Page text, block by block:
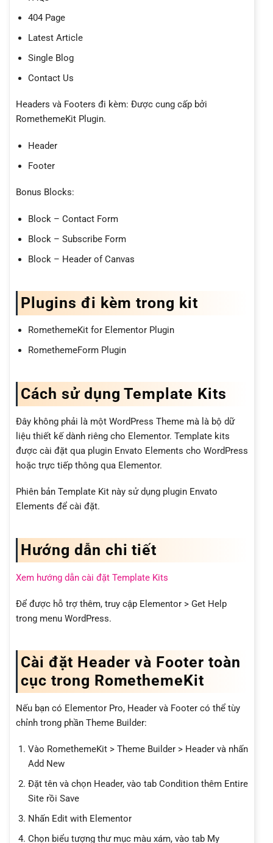
404 Page
Latest Article
Single Blog
Contact Us
Headers và Footers đi kèm: Được cung cấp bởi
RomethemeKit Plugin.
Header
Footer
Bonus Blocks:
Block – Contact Form
Block – Subscribe Form
Block – Header of Canvas
Plugins đi kèm trong kit
RomethemeKit for Elementor Plugin
RomethemeForm Plugin
Cách sử dụng Template Kits
Đây không phải là một WordPress Theme mà là bộ dữ
liệu thiết kế dành riêng cho Elementor. Template kits
được cài đặt qua plugin Envato Elements cho WordPress
hoặc trực tiếp thông qua Elementor.
Phiên bản Template Kit này sử dụng plugin Envato
Elements để cài đặt.
Hướng dẫn chi tiết
Xem hướng dẫn cài đặt Template Kits
Để được hỗ trợ thêm, truy cập Elementor > Get Help
trong menu WordPress.
Cài đặt Header và Footer toàn
cục trong RomethemeKit
Nếu bạn có Elementor Pro, Header và Footer có thể tùy
chỉnh trong phần Theme Builder:
Vào RomethemeKit > Theme Builder > Header và nhấn
Add New
Đặt tên và chọn Header, vào tab Condition thêm Entire
Site rồi Save
Nhấn Edit with Elementor
Chọn biểu tượng thư mục màu xám, vào tab My